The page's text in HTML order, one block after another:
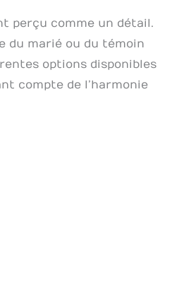
perçu comme un détail.
du marié ou du témoin
options disponibles
compte de l’harmonie